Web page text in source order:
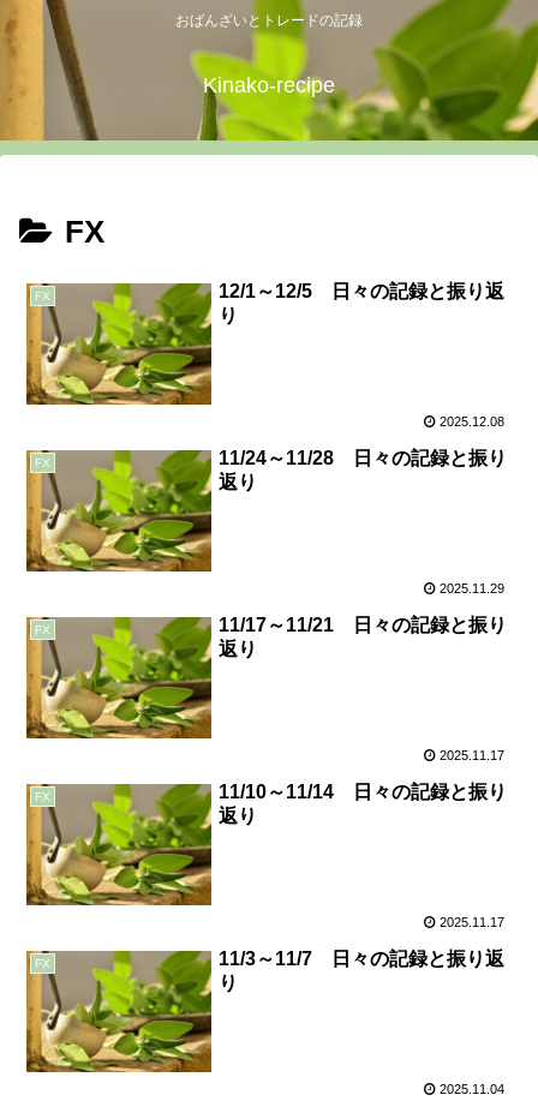
おばんざいとトレードの記録
Kinako-recipe
FX
FX
12/1～12/5 日々の記録と振り返
り
2025.12.08
FX
11/24～11/28 日々の記録と振り
返り
2025.11.29
FX
11/17～11/21 日々の記録と振り
返り
2025.11.17
FX
11/10～11/14 日々の記録と振り
返り
2025.11.17
FX
11/3～11/7 日々の記録と振り返
り
2025.11.04